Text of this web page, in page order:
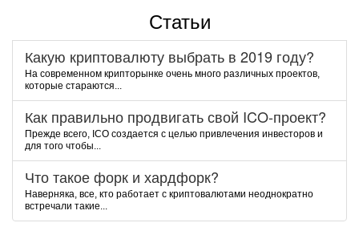
Статьи
Какую криптовалюту выбрать в 2019 году?
На современном крипторынке очень много различных проектов,
которые стараются...
Как правильно продвигать свой ICO-проект?
Прежде всего, ICO создается с целью привлечения инвесторов и
для того чтобы...
Что такое форк и хардфорк?
Наверняка, все, кто работает с криптовалютами неоднократно
встречали такие...